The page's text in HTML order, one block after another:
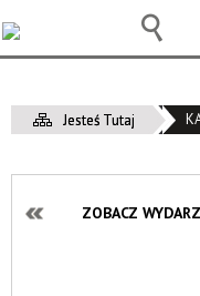
Jesteś Tutaj
ZOBACZ